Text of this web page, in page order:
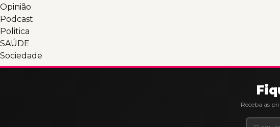
Opinião
Podcast
Politica
SAÚDE
Sociedade
Receba as